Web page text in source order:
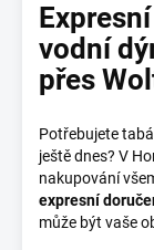
vodní
přes
Potřebujete
ještě dnes? V
nakupování
expresní
může být vaše